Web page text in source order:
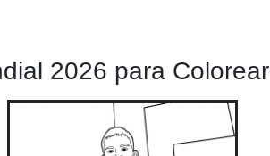
2026 para Colorear